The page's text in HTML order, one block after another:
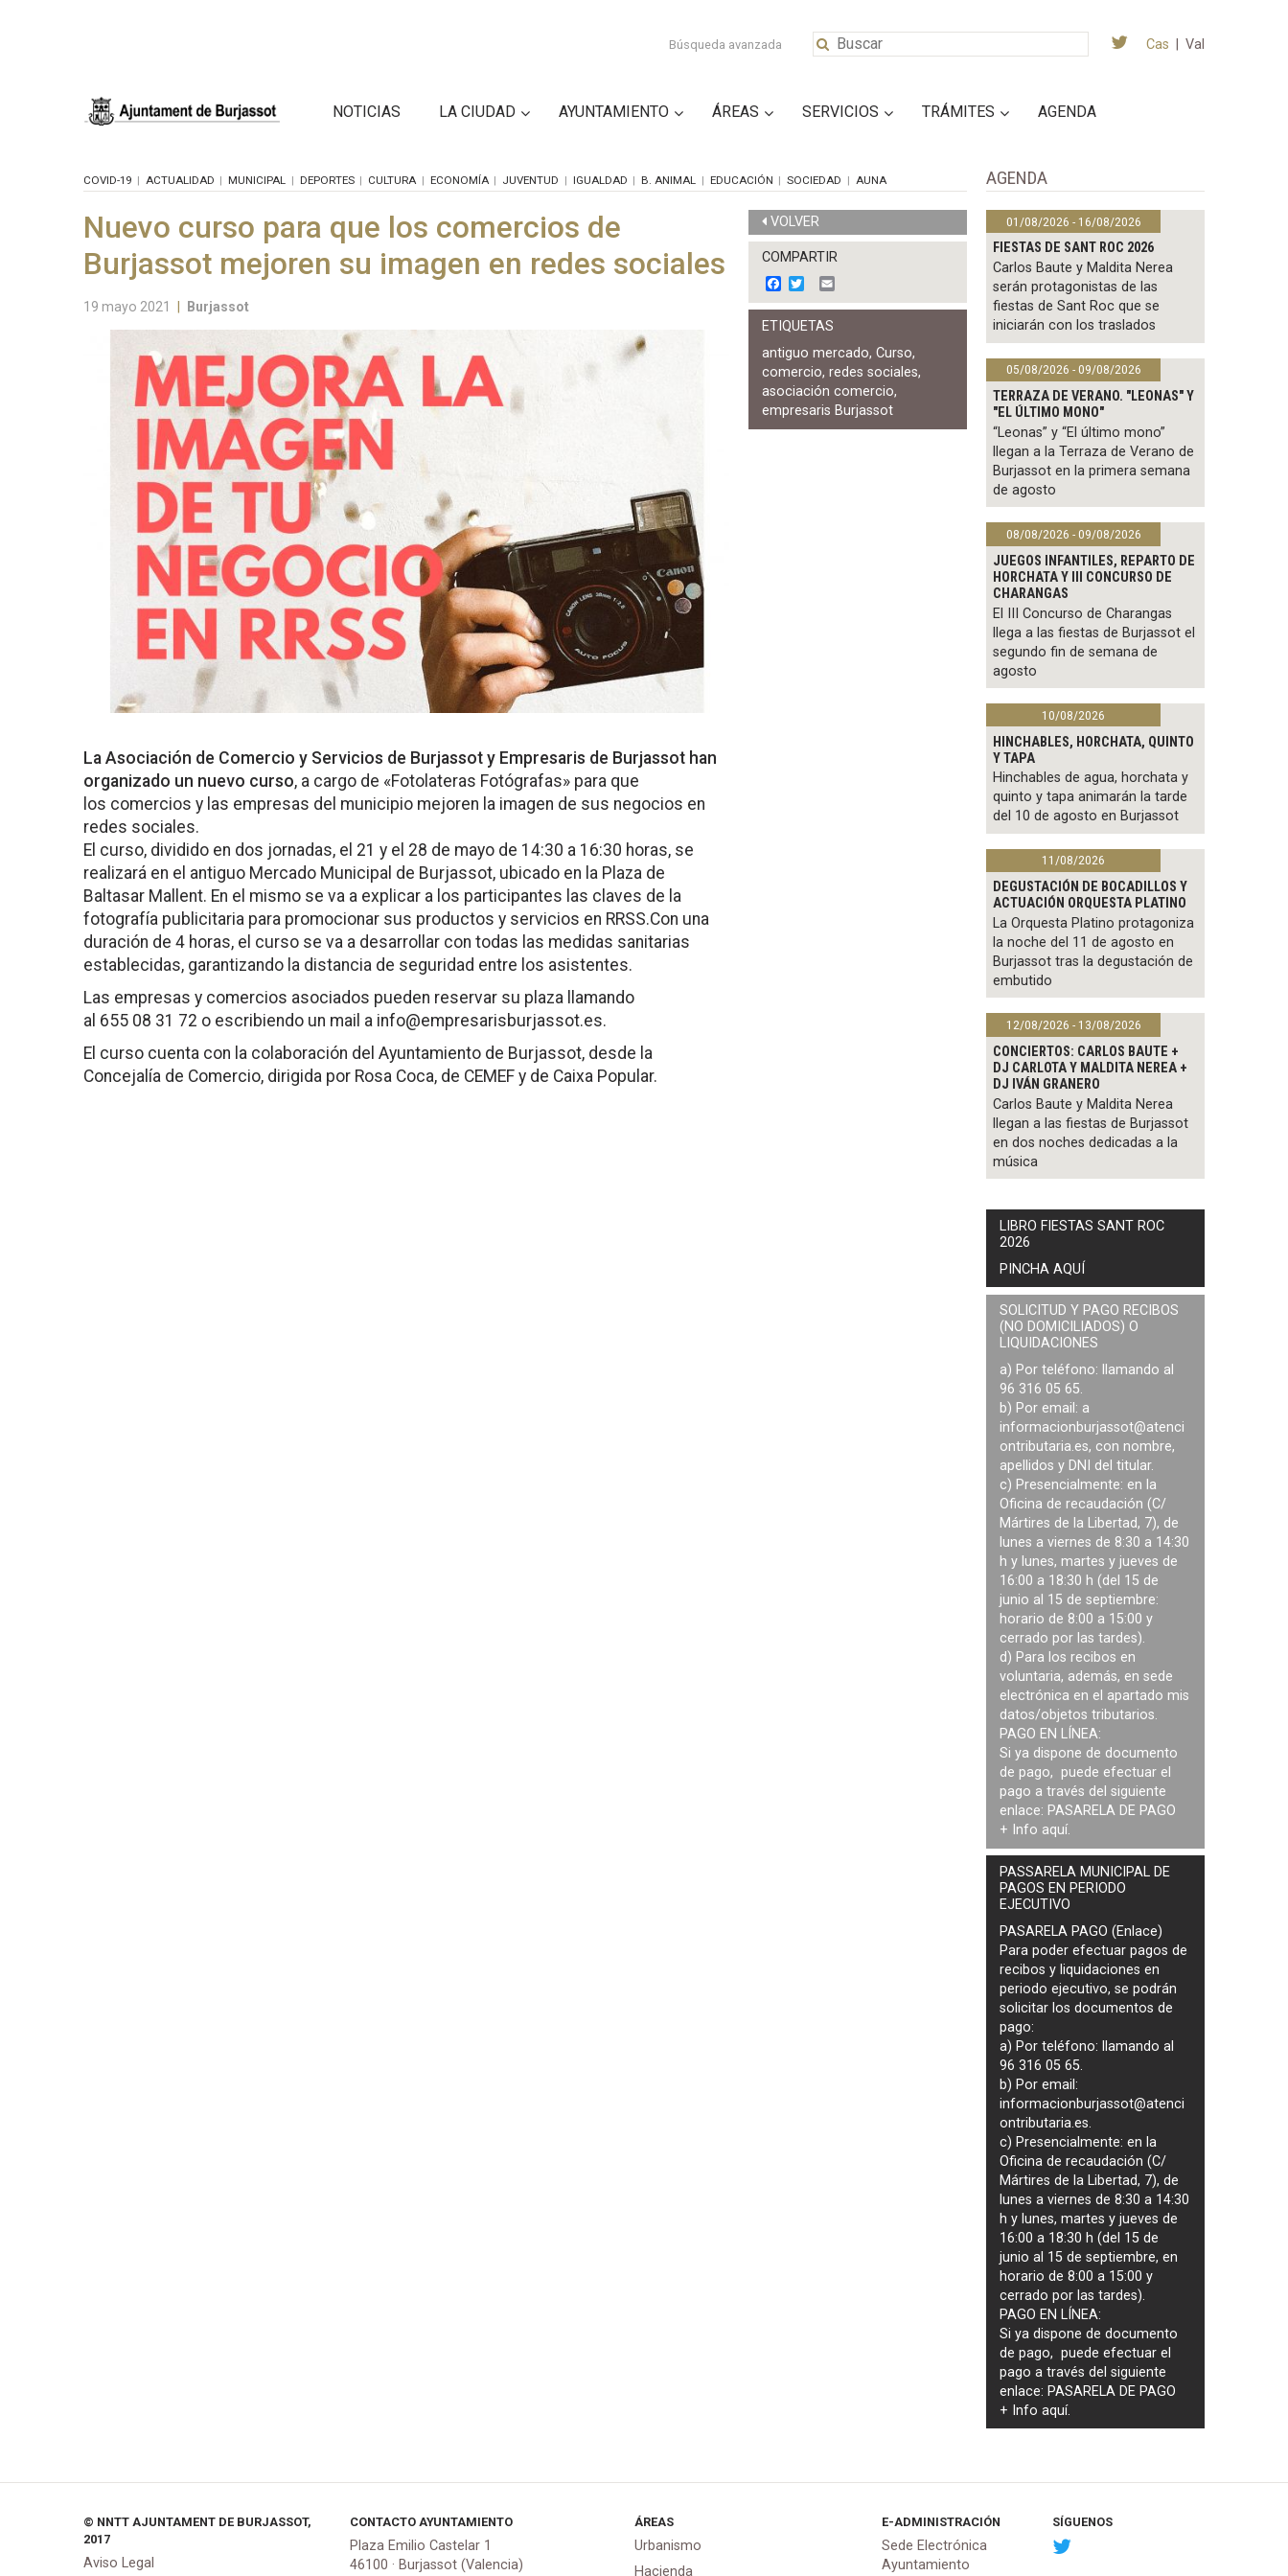
Búsqueda avanzada Cas Val
NOTICIAS LA CIUDAD AYUNTAMIENTO ÁREAS SERVICIOS TRÁMITES AGENDA
COVID-19 ACTUALIDAD MUNICIPAL DEPORTES CULTURA ECONOMÍA JUVENTUD IGUALDAD B. ANIMAL EDUCACIÓN SOCIEDAD AUNA
Nuevo curso para que los comercios de
Burjassot mejoren su imagen en redes sociales
19 mayo 2021 Burjassot
La Asociación de Comercio y Servicios de Burjassot y Empresaris de Burjassot han
organizado un nuevo curso, a cargo de «Fotolateras Fotógrafas» para que
los comercios y las empresas del municipio mejoren la imagen de sus negocios en
redes sociales.
El curso, dividido en dos jornadas, el 21 y el 28 de mayo de 14:30 a 16:30 horas, se
realizará en el antiguo Mercado Municipal de Burjassot, ubicado en la Plaza de
Baltasar Mallent. En el mismo se va a explicar a los participantes las claves de la
fotografía publicitaria para promocionar sus productos y servicios en RRSS.Con una
duración de 4 horas, el curso se va a desarrollar con todas las medidas sanitarias
establecidas, garantizando la distancia de seguridad entre los asistentes.
Las empresas y comercios asociados pueden reservar su plaza llamando
al 655 08 31 72 o escribiendo un mail a info@empresarisburjassot.es.
El curso cuenta con la colaboración del Ayuntamiento de Burjassot, desde la
Concejalía de Comercio, dirigida por Rosa Coca, de CEMEF y de Caixa Popular.
VOLVER
COMPARTIR
F
a
c
e
b
o
o
k
w
i
t
e
r
m
a
ETIQUETAS
antiguo mercado,Curso,
comercio,redes sociales,
asociación comercio,
empresaris Burjassot
AGENDA
01/08/2026 - 16/08/2026
FIESTAS DE SANT ROC 2026
Carlos Baute y Maldita Nerea
serán protagonistas de las
fiestas de Sant Roc que se
iniciarán con los traslados
05/08/2026 - 09/08/2026
TERRAZA DE VERANO. "LEONAS" Y
"EL ÚLTIMO MONO"
“Leonas” y “El último mono”
llegan a la Terraza de Verano de
Burjassot en la primera semana
de agosto
08/08/2026 - 09/08/2026
JUEGOS INFANTILES, REPARTO DE
HORCHATA Y III CONCURSO DE
CHARANGAS
El III Concurso de Charangas
llega a las fiestas de Burjassot el
segundo fin de semana de
agosto
10/08/2026
HINCHABLES, HORCHATA, QUINTO
Y TAPA
Hinchables de agua, horchata y
quinto y tapa animarán la tarde
del 10 de agosto en Burjassot
11/08/2026
DEGUSTACIÓN DE BOCADILLOS Y
ACTUACIÓN ORQUESTA PLATINO
La Orquesta Platino protagoniza
la noche del 11 de agosto en
Burjassot tras la degustación de
embutido
12/08/2026 - 13/08/2026
CONCIERTOS: CARLOS BAUTE +
DJ CARLOTA Y MALDITA NEREA +
DJ IVÁN GRANERO
Carlos Baute y Maldita Nerea
llegan a las fiestas de Burjassot
en dos noches dedicadas a la
música
LIBRO FIESTAS SANT ROC
2026
PINCHA AQUÍ
SOLICITUD Y PAGO RECIBOS
(NO DOMICILIADOS) O
LIQUIDACIONES
a) Por teléfono: llamando al
96 316 05 65.
b) Por email: a
informacionburjassot@atenci
ontributaria.es, con nombre,
apellidos y DNI del titular.
c) Presencialmente: en la
Oficina de recaudación (C/
Mártires de la Libertad, 7), de
lunes a viernes de 8:30 a 14:30
h y lunes, martes y jueves de
16:00 a 18:30 h (del 15 de
junio al 15 de septiembre:
horario de 8:00 a 15:00 y
cerrado por las tardes).
d) Para los recibos en
voluntaria, además, en sede
electrónica en el apartado mis
datos/objetos tributarios.
PAGO EN LÍNEA:
Si ya dispone de documento
de pago, puede efectuar el
pago a través del siguiente
enlace: PASARELA DE PAGO
+ Info aquí.
PASSARELA MUNICIPAL DE
PAGOS EN PERIODO
EJECUTIVO
PASARELA PAGO (Enlace)
Para poder efectuar pagos de
recibos y liquidaciones en
periodo ejecutivo, se podrán
solicitar los documentos de
pago:
a) Por teléfono: llamando al
96 316 05 65.
b) Por email:
informacionburjassot@atenci
ontributaria.es.
c) Presencialmente: en la
Oficina de recaudación (C/
Mártires de la Libertad, 7), de
lunes a viernes de 8:30 a 14:30
h y lunes, martes y jueves de
16:00 a 18:30 h (del 15 de
junio al 15 de septiembre, en
horario de 8:00 a 15:00 y
cerrado por las tardes).
PAGO EN LÍNEA:
Si ya dispone de documento
de pago, puede efectuar el
pago a través del siguiente
enlace: PASARELA DE PAGO
+ Infoaquí.
© NNTT AJUNTAMENT DE BURJASSOT,
2017
Aviso Legal
CONTACTO AYUNTAMIENTO
Plaza Emilio Castelar 1
46100 · Burjassot (Valencia)
ÁREAS
Urbanismo
Hacienda
E-ADMINISTRACIÓN
Sede Electrónica
Ayuntamiento
SÍGUENOS